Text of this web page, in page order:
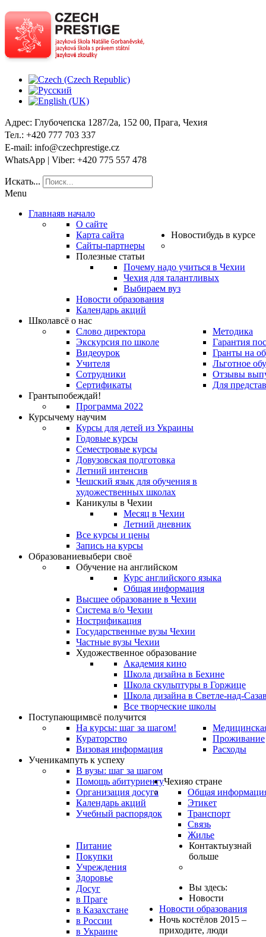
Адрес: Глубочепска 1287/2a, 152 00, Прага, Чехия
Тел.: +420 777 703 337
E-mail: info@czechprestige.cz
WhatsApp | Viber: +420 775 557 478
Искать...
Menu
Главнаяв начало
О сайте
Карта сайта
Сайты-партнеры
Новостибудь в курсе
Полезные статьи
Почему надо учиться в Чехии
Чехия для талантливых
Выбираем вуз
Новости образования
Календарь акций
Школавсё о нас
Слово директора
Экскурсия по школе
Видеоурок
Учителя
Сотрудники
Сертификаты
Методика
Гарантия
Гранты на
Льготное
Отзывы
Для
Грантыпобеждай!
Программа 2022
Курсычему научим
Курсы для детей из Украины
Годовые курсы
Семестровые курсы
Довузовская подготовка
Летний интенсив
Чешский язык для обучения в
художественных школах
Каникулы в Чехии
Месяц в Чехии
Летний дневник
Все курсы и цены
Запись на курсы
Образованиевыбери своё
Обучение на английском
Курс английского языка
Общая информация
Высшее образование в Чехии
Система в/о Чехии
Нострификация
Государственные вузы Чехии
Частные вузы Чехии
Художественное образование
Академия кино
Школа дизайна в Бехине
Школа скульптуры в Горжице
Школа дизайна в Светле-над-
Все творческие школы
Поступающимвсё получится
На курсы: шаг за шагом!
Кураторство
Визовая информация
Проживание
Расходы
Ученикампуть к успеху
В вузы: шаг за шагом
Помощь абитуриенту
Организация досуга
Календарь акций
Учебный распорядок
Чехияо стране
Общая
Этикет
Транспорт
Связь
Жилье
Питание
Покупки
Учреждения
Здоровье
Досуг
Контактыузнай
больше
в Праге
в Казахстане
в России
в Украине
Вы здесь:
Новости
Новости образования
Ночь костёлов 2015 –
приходите, люди